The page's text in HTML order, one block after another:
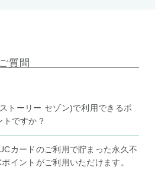
質問
トーリー セゾン)で利用できるポ
トですか？
カードのご利用で貯まった永久不
イントがご利用いただけます。